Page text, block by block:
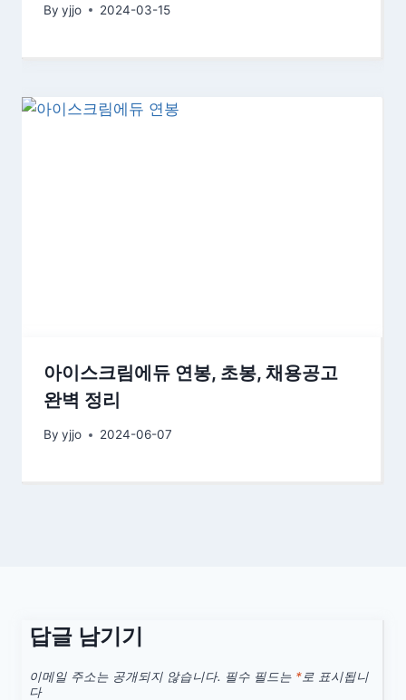
By yjjo 2024-03-15
아이스크림에듀 연봉, 초봉, 채용공고
완벽 정리
By yjjo 2024-06-07
답글 남기기
이메일 주소는 공개되지 않습니다. 필수 필드는 *로 표시됩니
다